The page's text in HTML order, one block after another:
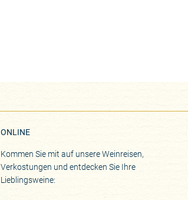
ONLINE
Kommen Sie mit auf unsere Weinreisen,
Verkostungen und entdecken Sie Ihre
Lieblingsweine: